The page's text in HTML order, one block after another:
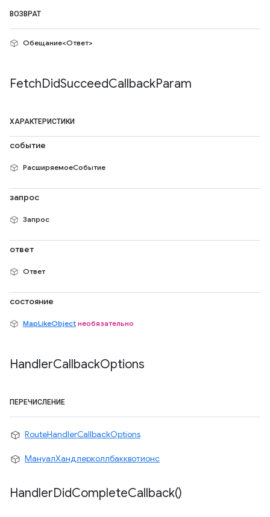
ВОЗВРАТ
Обещание<Ответ>
FetchDidSucceedCallbackParam
ХАРАКТЕРИСТИКИ
событие
РасширяемоеСобытие
запрос
Запрос
ответ
Ответ
состояние
MapLikeObject необязательно
HandlerCallbackOptions
ПЕРЕЧИСЛЕНИЕ
RouteHandlerCallbackOptions
МануалХандлерколлбакквотионс
HandlerDidCompleteCallback()